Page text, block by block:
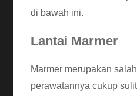
di bawah ini.
Lantai Marmer
Marmer merupakan
perawatannya cukup